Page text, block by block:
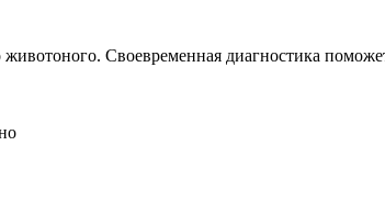
Своевременная диагностика